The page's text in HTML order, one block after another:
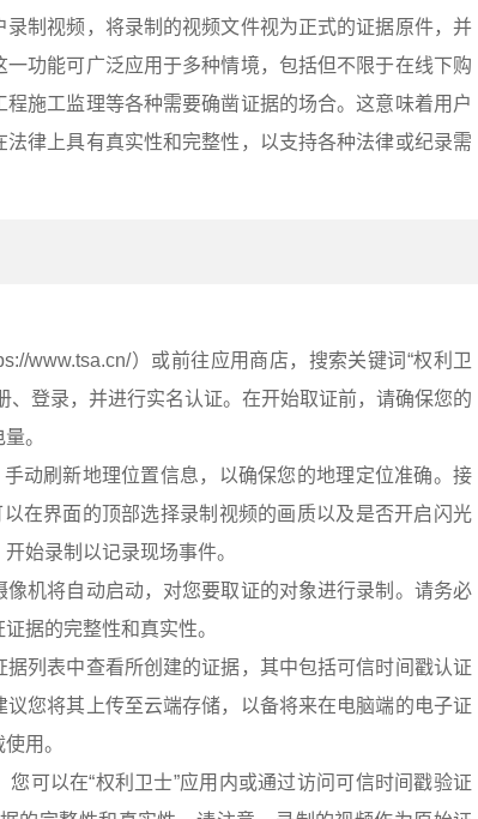
制视频，将录制的视频文件视为正式的证据原件，并
功能可广泛应用于多种情境，包括但不限于在线下购
施工监理等各种需要确凿证据的场合。这意味着用户
律上具有真实性和完整性，以支持各种法律或纪录需
www.tsa.cn/）或前往应用商店，搜索关键词“权利卫
、登录，并进行实名认证。在开始取证前，请确保您的
。
手动刷新地理位置信息，以确保您的地理定位准确。接
以在界面的顶部选择录制视频的画质以及是否开启闪光
始录制以记录现场事件。
机将自动启动，对您要取证的对象进行录制。请务必
据的完整性和真实性。
列表中查看所创建的证据，其中包括可信时间戳认证
您将其上传至云端存储，以备将来在电脑端的电子证
用。
可以在“权利卫士”应用内或通过访问可信时间戳验证